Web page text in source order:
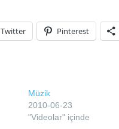
Twitter Pinterest
Müzik
2010-06-23
"Videolar" içinde